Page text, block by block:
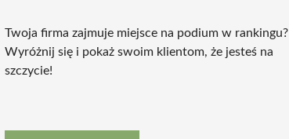
Twoja firma zajmuje miejsce na podium w rankingu?
Wyróżnij się i pokaż swoim klientom, że jesteś na
szczycie!